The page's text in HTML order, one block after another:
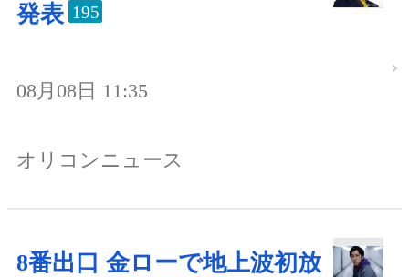
発表 195
08月08日 11:35
オリコンニュース
8番出口 金ローで地上波初放